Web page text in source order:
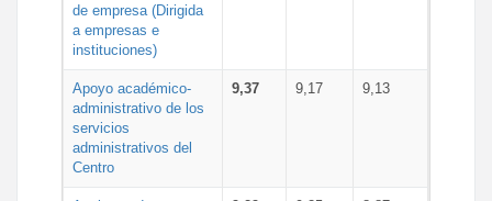
de empresa (Dirigida
a empresas e
instituciones)
Apoyo académico-
administrativo de los
servicios
administrativos del
Centro
9,37 9,17 9,13